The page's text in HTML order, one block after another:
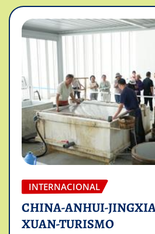
INTERNACIONAL
CHINA-ANHUI-
XUAN-TURISMO